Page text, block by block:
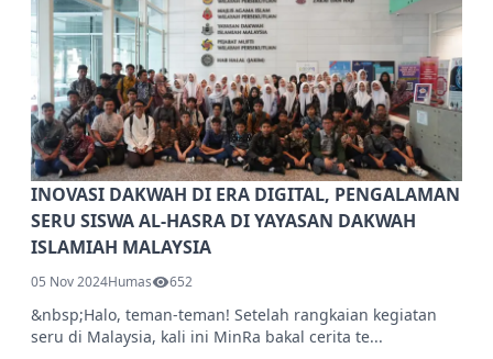
INOVASI DAKWAH DI ERA DIGITAL, PENGALAMAN
SERU SISWA AL-HASRA DI YAYASAN DAKWAH
ISLAMIAH MALAYSIA
05 Nov 2024Humas 652
&nbsp;Halo, teman-teman! Setelah rangkaian kegiatan
seru di Malaysia, kali ini MinRa bakal cerita te...